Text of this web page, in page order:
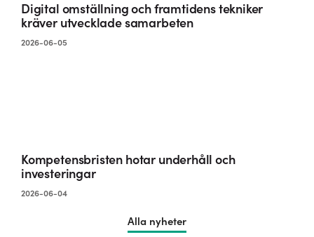
Digital omställning och framtidens tekniker
kräver utvecklade samarbeten
2026-06-05
Kompetensbristen hotar underhåll och
investeringar
2026-06-04
Alla nyheter